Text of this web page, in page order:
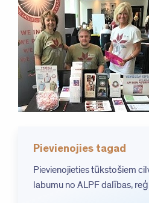
Pievienojies tagad
Pievienojieties tūkstošiem
labumu no ALPF dalības,